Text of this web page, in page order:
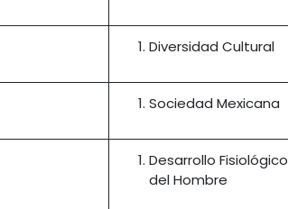
Diversidad Cultural
Sociedad Mexicana
Desarrollo Fisiológico
del Hombre